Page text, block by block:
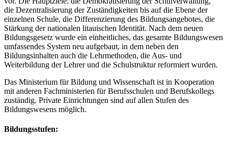
die Dezentralisierung der Zuständigkeiten bis auf die Ebene der
einzelnen Schule, die Differenzierung des Bildungsangebotes, die
Stärkung der nationalen litauischen Identität. Nach dem neuen
Bildungsgesetz wurde ein einheitliches, das gesamte Bildungswesen
umfassendes System neu aufgebaut, in dem neben den
Bildungsinhalten auch die Lehrmethoden, die Aus- und
Weiterbildung der Lehrer und die Schulstruktur reformiert wurden.
Das Ministerium für Bildung und Wissenschaft ist in Kooperation
mit anderen Fachministerien für Berufsschulen und Berufskollegs
zuständig. Private Einrichtungen sind auf allen Stufen des
Bildungswesens möglich.
Bildungsstufen: